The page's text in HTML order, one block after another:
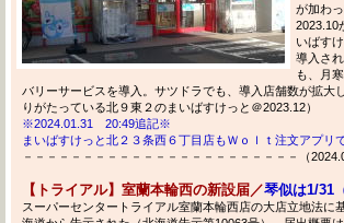
が加わ
2023.10
いばす
導入さ
も、月
バリーサービスを導入。サツドラでも、導入店舗数が拡大
りがたっている北９東２のまいばすけっと＠2023.12）
※2024.01.31 20:49追記※
まいばすけっと北２３条西６丁目店もＷｏｌｔ注文アプリ
－－－－－－－－－－－－－－－－－－－－－－－（
【トライアル】室蘭本輪西の新設届／琴似は1/31
スーパーセンタートライアル室蘭本輪西店の大店立地法に